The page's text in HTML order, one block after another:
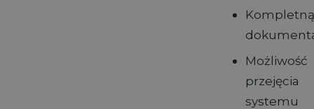
Kompletną
Możliwość
przejęcia
systemu